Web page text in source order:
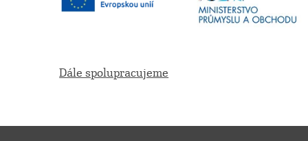
Dále spolupracujeme